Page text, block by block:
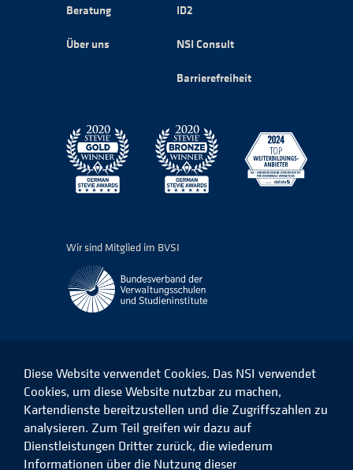
Beratung
Über uns
ID2
NSI Consult
Barrierefreiheit
Wir sind Mitglied im BVSI
Das
NSI
Facebook
Das
NSI
auf
LinkedIn
Das
NSI
auf
Instagram
Das
Xing
Diese Website verwendet Cookies. Das NSI verwendet
Cookies, um diese Website nutzbar zu machen,
Kartendienste bereitzustellen und die Zugriffszahlen zu
analysieren. Zum Teil greifen wir dazu auf
Dienstleistungen Dritter zurück, die wiederum
Informationen über die Nutzung dieser